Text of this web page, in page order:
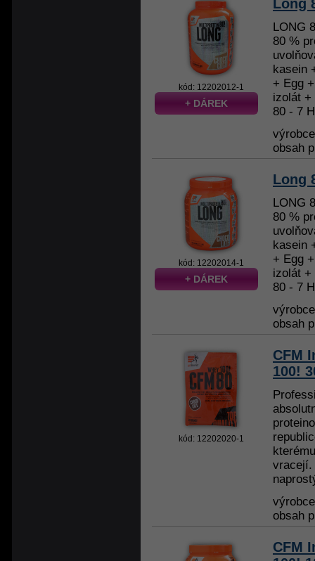
kód: 12202012-1
+ DÁREK
Long
LONG
80 %
kasein
+ Egg
izolát +
80 - 7
obsah
kód: 12202014-1
+ DÁREK
Long
LONG
80 %
kasein
+ Egg
izolát +
80 - 7
obsah
kód: 12202020-1
CFM
100!
vracejí.
obsah
CFM